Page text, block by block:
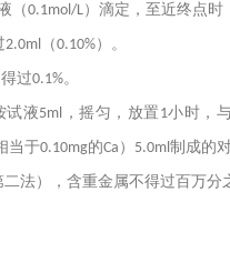
（0.1mol/L）滴定，至近终点时
2.0ml （0.10%）。
过0.1%。
试液5ml ，摇匀，放置 1小时，
当于0.10mg的Ca ） 5.0ml制成的
二法），含重金属不得过百万分